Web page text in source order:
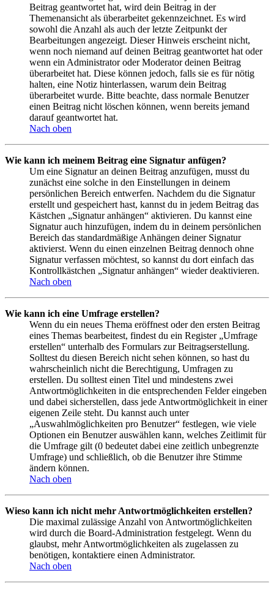
Beitrag geantwortet hat, wird dein Beitrag in der
Themenansicht als überarbeitet gekennzeichnet. Es wird
sowohl die Anzahl als auch der letzte Zeitpunkt der
Bearbeitungen angezeigt. Dieser Hinweis erscheint nicht,
wenn noch niemand auf deinen Beitrag geantwortet hat oder
wenn ein Administrator oder Moderator deinen Beitrag
überarbeitet hat. Diese können jedoch, falls sie es für nötig
halten, eine Notiz hinterlassen, warum dein Beitrag
überarbeitet wurde. Bitte beachte, dass normale Benutzer
einen Beitrag nicht löschen können, wenn bereits jemand
darauf geantwortet hat.
Nach oben
Wie kann ich meinem Beitrag eine Signatur anfügen?
Um eine Signatur an deinen Beitrag anzufügen, musst du
zunächst eine solche in den Einstellungen in deinem
persönlichen Bereich entwerfen. Nachdem du die Signatur
erstellt und gespeichert hast, kannst du in jedem Beitrag das
Kästchen „Signatur anhängen“ aktivieren. Du kannst eine
Signatur auch hinzufügen, indem du in deinem persönlichen
Bereich das standardmäßige Anhängen deiner Signatur
aktivierst. Wenn du einen einzelnen Beitrag dennoch ohne
Signatur verfassen möchtest, so kannst du dort einfach das
Kontrollkästchen „Signatur anhängen“ wieder deaktivieren.
Nach oben
Wie kann ich eine Umfrage erstellen?
Wenn du ein neues Thema eröffnest oder den ersten Beitrag
eines Themas bearbeitest, findest du ein Register „Umfrage
erstellen“ unterhalb des Formulars zur Beitragserstellung.
Solltest du diesen Bereich nicht sehen können, so hast du
wahrscheinlich nicht die Berechtigung, Umfragen zu
erstellen. Du solltest einen Titel und mindestens zwei
Antwortmöglichkeiten in die entsprechenden Felder eingeben
und dabei sicherstellen, dass jede Antwortmöglichkeit in einer
eigenen Zeile steht. Du kannst auch unter
„Auswahlmöglichkeiten pro Benutzer“ festlegen, wie viele
Optionen ein Benutzer auswählen kann, welches Zeitlimit für
die Umfrage gilt (0 bedeutet dabei eine zeitlich unbegrenzte
Umfrage) und schließlich, ob die Benutzer ihre Stimme
ändern können.
Nach oben
Wieso kann ich nicht mehr Antwortmöglichkeiten erstellen?
Die maximal zulässige Anzahl von Antwortmöglichkeiten
wird durch die Board-Administration festgelegt. Wenn du
glaubst, mehr Antwortmöglichkeiten als zugelassen zu
benötigen, kontaktiere einen Administrator.
Nach oben